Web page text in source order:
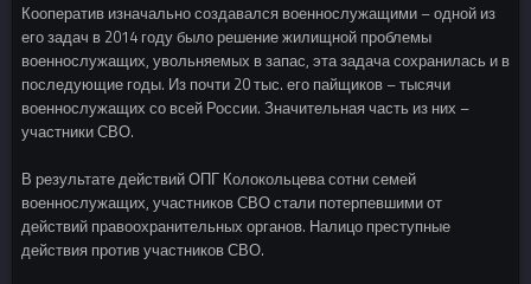
Кооператив изначально создавался военнослужащими – одной из
его задач в 2014 году было решение жилищной проблемы
военнослужащих, увольняемых в запас, эта задача сохранилась и в
последующие годы. Из почти 20 тыс. его пайщиков – тысячи
военнослужащих со всей России. Значительная часть из них –
участники СВО.
В результате действий ОПГ Колокольцева сотни семей
военнослужащих, участников СВО стали потерпевшими от
действий правоохранительных органов. Налицо преступные
действия против участников СВО.